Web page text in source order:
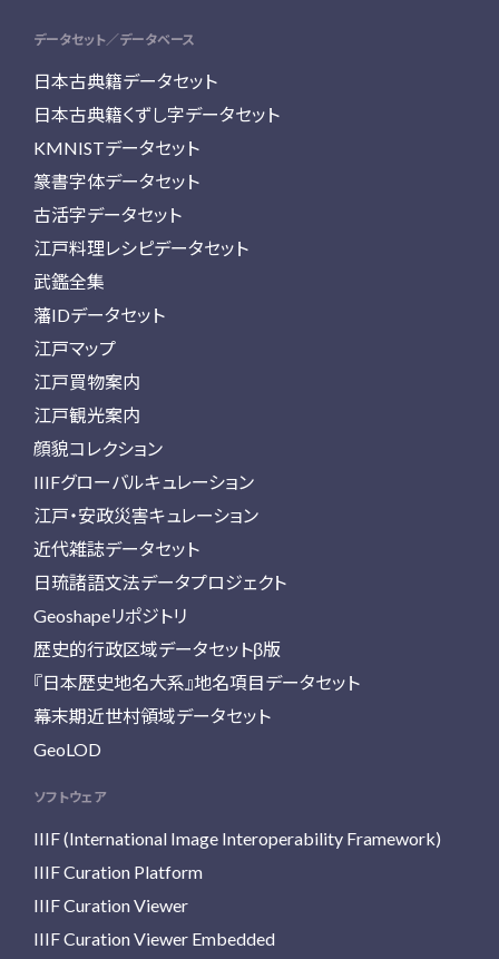
データセット／データベース
日本古典籍データセット
日本古典籍くずし字データセット
KMNISTデータセット
篆書字体データセット
古活字データセット
江戸料理レシピデータセット
武鑑全集
藩IDデータセット
江戸マップ
江戸買物案内
江戸観光案内
顔貌コレクション
IIIFグローバルキュレーション
江戸・安政災害キュレーション
近代雑誌データセット
日琉諸語文法データプロジェクト
Geoshapeリポジトリ
歴史的行政区域データセットβ版
『日本歴史地名大系』地名項目データセット
幕末期近世村領域データセット
GeoLOD
ソフトウェア
IIIF (International Image Interoperability Framework)
IIIF Curation Platform
IIIF Curation Viewer
IIIF Curation Viewer Embedded